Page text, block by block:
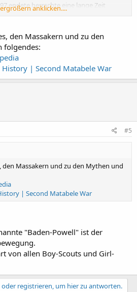
endete herrschte eine lange Zeit
erst beendet
anklicken....
den Massakern und zu den
folgendes:
| Second Matabele War
#5
den Massakern und zu den Mythen und
| Second Matabele War
"Baden-Powell" ist der
von allen Boy-Scouts und Girl-
registrieren, um hier zu antworten.